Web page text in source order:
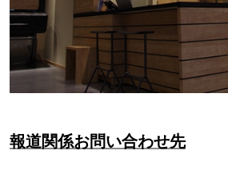
報道関係お問い合わせ先